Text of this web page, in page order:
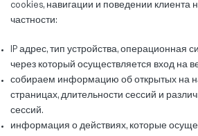
cookies, навигации и поведении клиента
частности:
IP адрес, тип устройства, операционная
через который осуществляется вход на
собираем информацию об открытых на
страницах, длительности сессий и
сессий.
информация о действиях, которые